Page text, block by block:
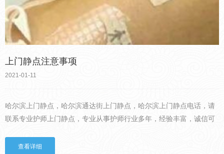
上门静点注意事项
2021-01-11
哈尔滨上门静点，哈尔滨通达街上门静点，哈尔滨上门静点电话，请
联系专业护师上门静点，专业从事护师行业多年，经验丰富，诚信可
无输液有多么的可怕，可怕的是扎针。有的人血管比较细，或者比
查看详细